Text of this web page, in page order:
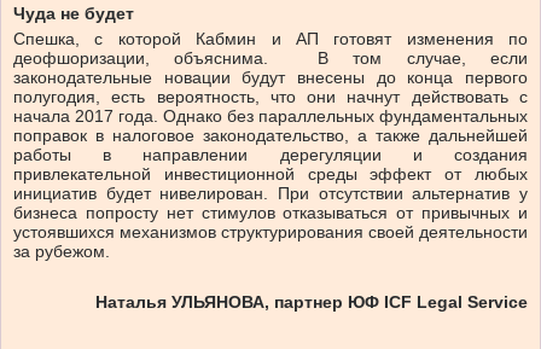
Чуда не будет
Спешка, с которой Кабмин и АП готовят изменения по
деофшоризации, объяснима. В том случае, если
законодательные новации будут внесены до конца первого
полугодия, есть вероятность, что они начнут действовать с
начала 2017 года. Однако без параллельных фундаментальных
поправок в налоговое законодательство, а также дальнейшей
работы в направлении дерегуляции и создания
привлекательной инвестиционной среды эффект от любых
инициатив будет нивелирован. При отсутствии альтернатив у
бизнеса попросту нет стимулов отказываться от привычных и
устоявшихся механизмов структурирования своей деятельности
за рубежом.
Наталья УЛЬЯНОВА, партнер ЮФ ICF Legal Service